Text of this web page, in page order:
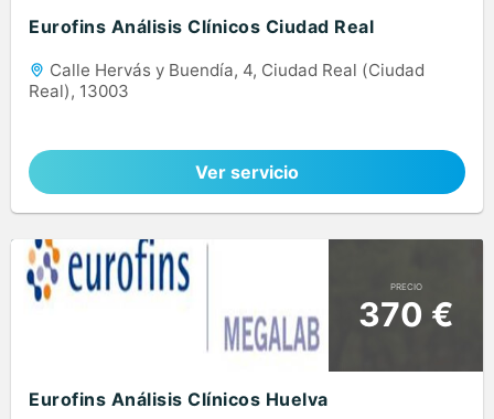
Eurofins Análisis Clínicos Ciudad Real
Calle Hervás y Buendía, 4, Ciudad Real (Ciudad
Real), 13003
Ver servicio
PRECIO
370 €
Eurofins Análisis Clínicos Huelva